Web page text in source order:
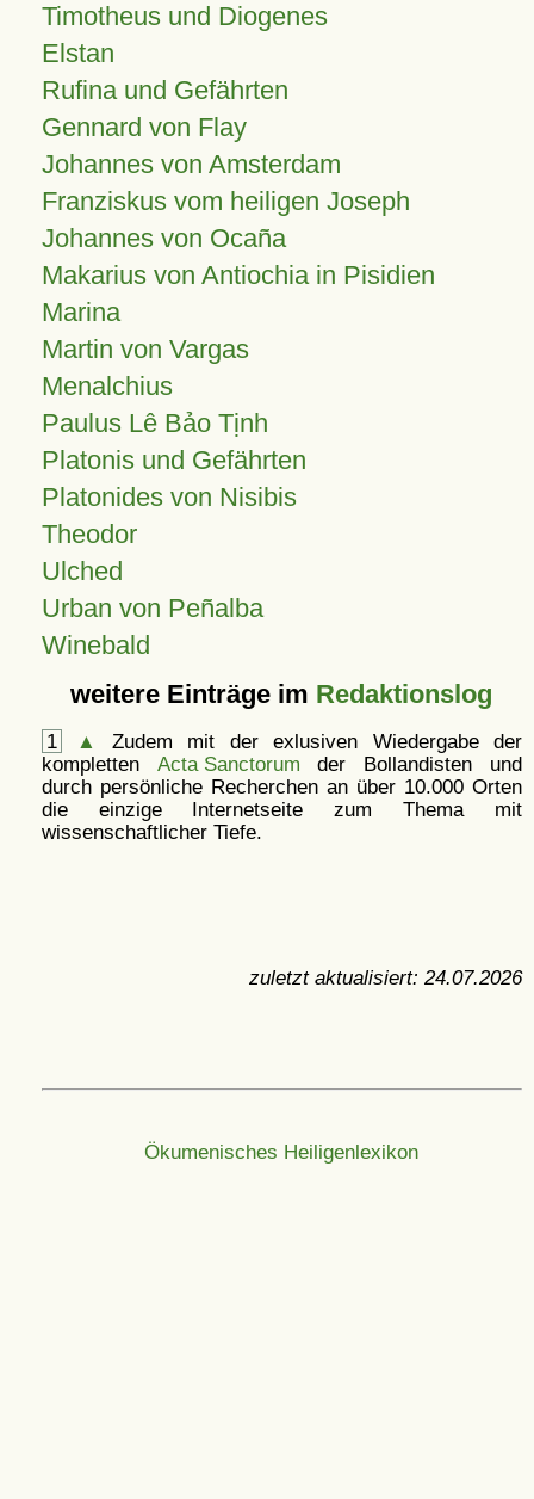
Timotheus und Diogenes
Elstan
Rufina und Gefährten
Gennard von Flay
Johannes von Amsterdam
Franziskus vom heiligen Joseph
Johannes von Ocaña
Makarius von Antiochia in Pisidien
Marina
Martin von Vargas
Menalchius
Paulus Lê Bảo Tịnh
Platonis und Gefährten
Platonides von Nisibis
Theodor
Ulched
Urban von Peñalba
Winebald
weitere Einträge im Redaktionslog
1 ▲
Zudem mit der exlusiven Wiedergabe der
kompletten Acta Sanctorum der Bollandisten und
durch persönliche Recherchen an über 10.000 Orten
die einzige Internetseite zum Thema mit
wissenschaftlicher Tiefe.
zuletzt aktualisiert: 24.07.2026
Ökumenisches Heiligenlexikon